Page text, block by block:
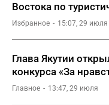
Востока по
Избранное 15:07, 29 июля
Глава Якутии
конкурса «За
Главное 13:47, 29 июля